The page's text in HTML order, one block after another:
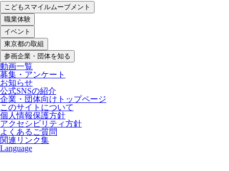
こどもスマイルムーブメント
職業体験
イベント
東京都の取組
参画企業・団体を知る
動画一覧
募集・アンケート
お知らせ
公式SNSの紹介
企業・団体向けトップページ
このサイトについて
個人情報保護方針
アクセシビリティ方針
よくあるご質問
関連リンク集
Language